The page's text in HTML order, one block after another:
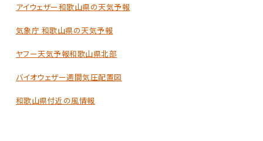
アイウェザー和歌山県の天気予報
気象庁 和歌山県の天気予報
ヤフー天気予報和歌山県北部
バイオウェザー週間気圧配置図
和歌山県付近の風情報